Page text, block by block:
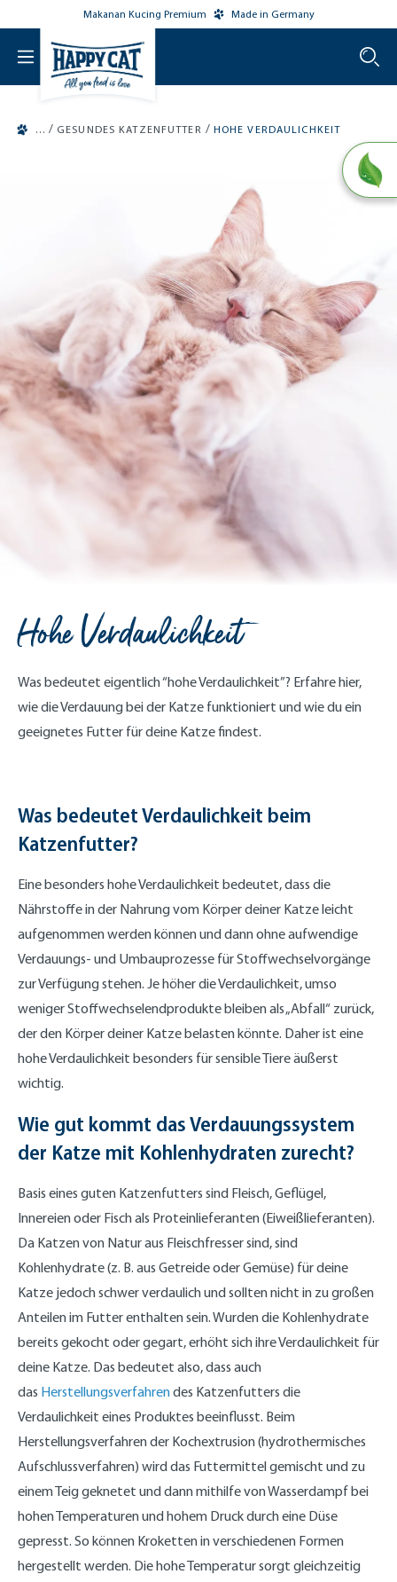
main contentMakanan Kucing Premium Made in Germany
/ GESUNDES KATZENFUTTER / HOHE VERDAULICHKEIT
Hohe Verdaulichkeit
Was bedeutet eigentlich “hohe Verdaulichkeit”? Erfahre hier,
wie die Verdauung bei der Katze funktioniert und wie du ein
geeignetes Futter für deine Katze findest.
Was bedeutet Verdaulichkeit beim
Katzenfutter?
Eine besonders hohe Verdaulichkeit bedeutet, dass die
Nährstoffe in der Nahrung vom Körper deiner Katze leicht
aufgenommen werden können und dann ohne aufwendige
Verdauungs- und Umbauprozesse für Stoffwechselvorgänge
zur Verfügung stehen. Je höher die Verdaulichkeit, umso
weniger Stoffwechselendprodukte bleiben als „Abfall“ zurück,
der den Körper deiner Katze belasten könnte. Daher ist eine
hohe Verdaulichkeit besonders für sensible Tiere äußerst
wichtig.
Wie gut kommt das Verdauungssystem
der Katze mit Kohlenhydraten zurecht?
Basis eines guten Katzenfutters sind Fleisch, Geflügel,
Innereien oder Fisch als Proteinlieferanten (Eiweißlieferanten).
Da Katzen von Natur aus Fleischfresser sind, sind
Kohlenhydrate (z. B. aus Getreide oder Gemüse) für deine
Katze jedoch schwer verdaulich und sollten nicht in zu großen
Anteilen im Futter enthalten sein. Wurden die Kohlenhydrate
bereits gekocht oder gegart, erhöht sich ihre Verdaulichkeit für
deine Katze. Das bedeutet also, dass auch
das Herstellungsverfahrendes Katzenfutters die
Verdaulichkeit eines Produktes beeinflusst. Beim
Herstellungsverfahren der Kochextrusion (hydrothermisches
Aufschlussverfahren) wird das Futtermittel gemischt und zu
einem Teig geknetet und dann mithilfe von Wasserdampf bei
hohen Temperaturen und hohem Druck durch eine Düse
gepresst. So können Kroketten in verschiedenen Formen
hergestellt werden. Die hohe Temperatur sorgt gleichzeitig